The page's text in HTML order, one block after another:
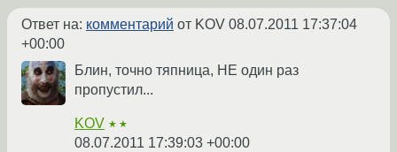
Ответ на: комментарий от KOV 08.07.2011 17:37:04
+00:00
Блин, точно тяпница, НЕ один раз
пропустил...
KOV ★★
08.07.2011 17:39:03 +00:00